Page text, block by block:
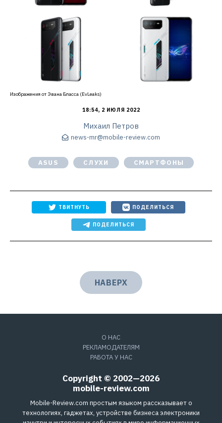
Изображения от Эвана Бласса (EvLeaks)
18:54, 2 ИЮЛЯ 2022
Михаил Петров
news-mr@mobile-review.com
ASUS СЛУХИ СМАРТФОНЫ
ТВИТНУТЬ ПОДЕЛИТЬСЯ
ПОДЕЛИТЬСЯ
НАВЕРХ
О НАС
РЕКЛАМОДАТЕЛЯМ
РАБОТА У НАС
Copyright © 2002—2026
mobile-review.com
Mobile-Review.com простым языком рассказывает о
технологиях, гаджетах, устройстве бизнеса электроники